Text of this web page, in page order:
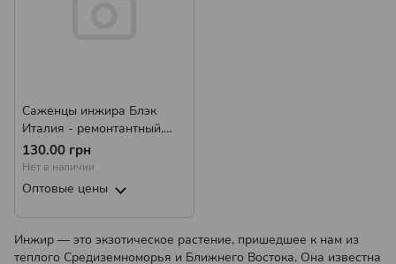
Саженцы инжира Блэк
Италия - ремонтантный,
самоплодный, сладкий
130.00 грн
Нет в наличии
Оптовые цены
Инжир — это экзотическое растение, пришедшее к нам из
теплого Средиземноморья и Ближнего Востока. Она известна